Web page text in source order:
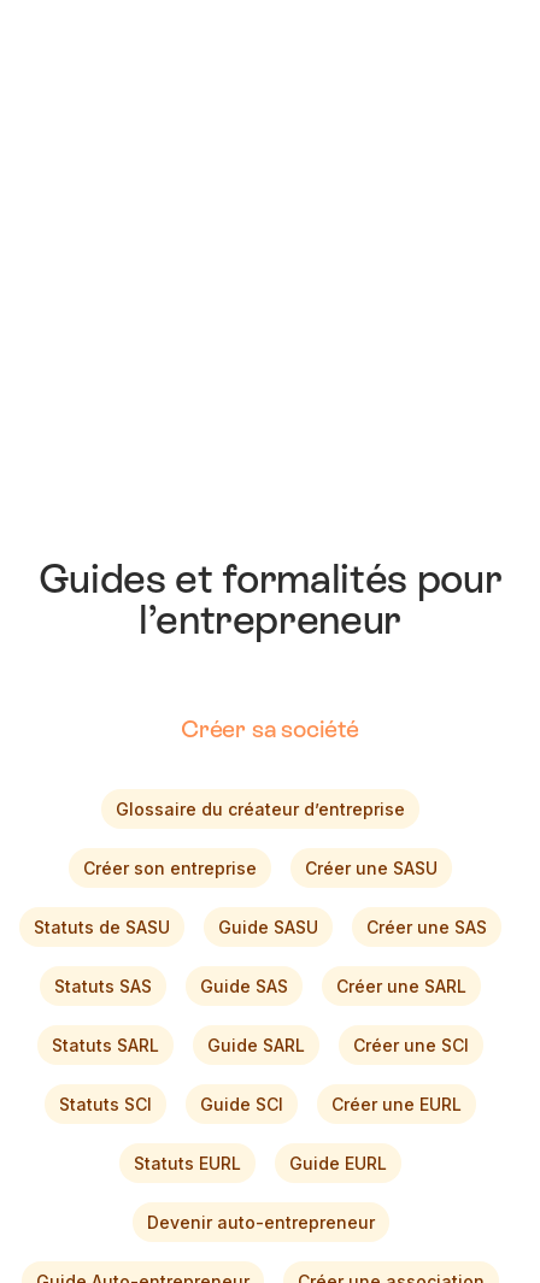
Guides et formalités pour
l’entrepreneur
Créer sa société
Glossaire du créateur d’entreprise
Créer son entreprise Créer une SASU
Statuts de SASU Guide SASU Créer une SAS
Statuts SAS Guide SAS Créer une SARL
Statuts SARL Guide SARL Créer une SCI
Statuts SCI Guide SCI Créer une EURL
Statuts EURL Guide EURL
Devenir auto-entrepreneur